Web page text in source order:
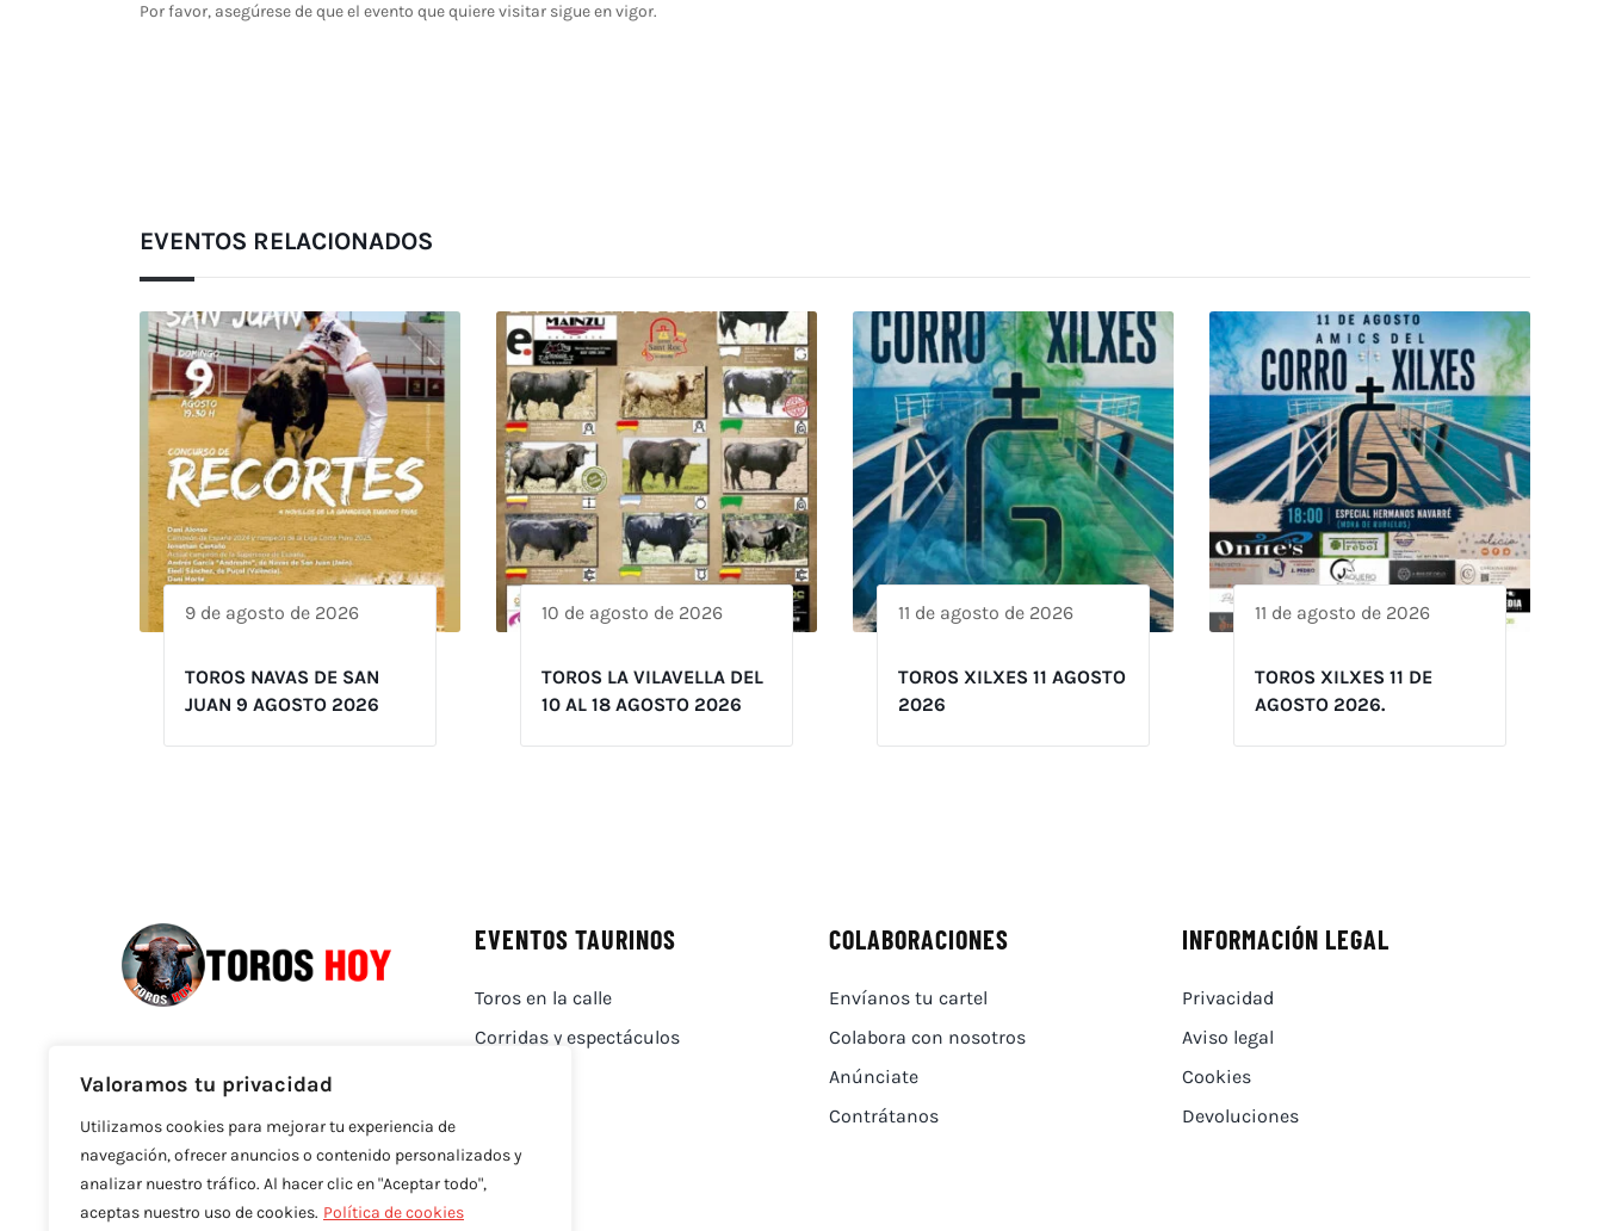
Valoramos tu privacidad
Utilizamos cookies para mejorar tu experiencia de
navegación, ofrecer anuncios o contenido personalizados y
analizar nuestro tráfico. Al hacer clic en "Aceptar todo",
aceptas nuestro uso de cookies. Política de cookies
Por favor, asegúrese de que el evento que quiere visitar sigue en vigor.
EVENTOS RELACIONADOS
9 de agosto de 2026
TOROS NAVAS DE SAN
JUAN 9 AGOSTO 2026
10 de agosto de 2026
TOROS LA VILAVELLA DEL
10 AL 18 AGOSTO 2026
11 de agosto de 2026
TOROS XILXES 11 AGOSTO
2026
11 de agosto de 2026
TOROS XILXES 11 DE
AGOSTO 2026.
EVENTOS TAURINOS
Toros en la calle
Corridas y espectáculos
COLABORACIONES
Envíanos tu cartel
Colabora con nosotros
Anúnciate
Contrátanos
INFORMACIÓN LEGAL
Privacidad
Aviso legal
Cookies
Devoluciones